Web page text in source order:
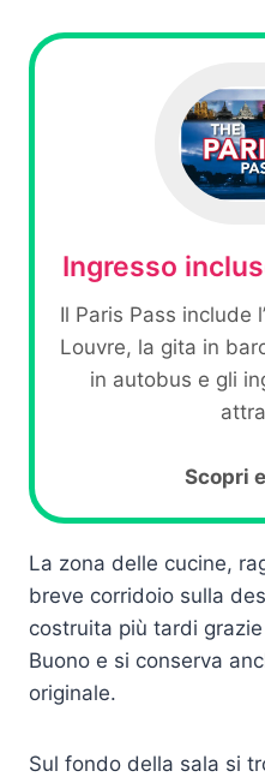
Ingresso
Il Paris Pass include
Louvre, la gita in
in autobus e gli
Scopri
La zona delle cucine,
breve corridoio sulla
costruita più tardi
Buono e si conserva
originale.
Sul fondo della sala si